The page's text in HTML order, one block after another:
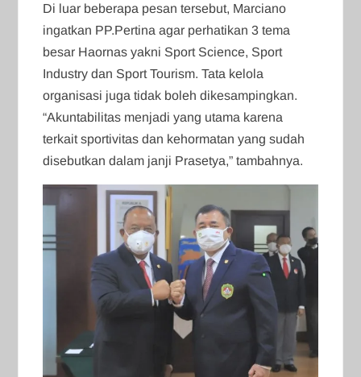
Di luar beberapa pesan tersebut, Marciano
ingatkan PP.Pertina agar perhatikan 3 tema
besar Haornas yakni Sport Science, Sport
Industry dan Sport Tourism. Tata kelola
organisasi juga tidak boleh dikesampingkan.
“Akuntabilitas menjadi yang utama karena
terkait sportivitas dan kehormatan yang sudah
disebutkan dalam janji Prasetya,” tambahnya.